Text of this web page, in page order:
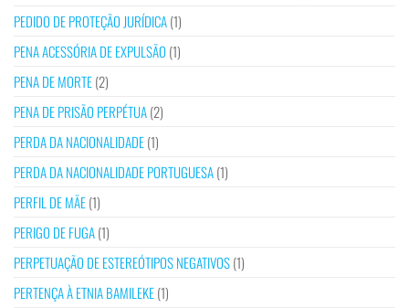
PEDIDO DE PROTEÇÃO JURÍDICA(1)
PENA ACESSÓRIA DE EXPULSÃO (1)
PENA DE MORTE(2)
PENA DE PRISÃO PERPÉTUA(2)
PERDA DA NACIONALIDADE(1)
PERDA DA NACIONALIDADE PORTUGUESA(1)
PERFIL DE MÃE(1)
PERIGO DE FUGA(1)
PERPETUAÇÃO DE ESTEREÓTIPOS NEGATIVOS(1)
PERTENÇA À ETNIA BAMILEKE(1)